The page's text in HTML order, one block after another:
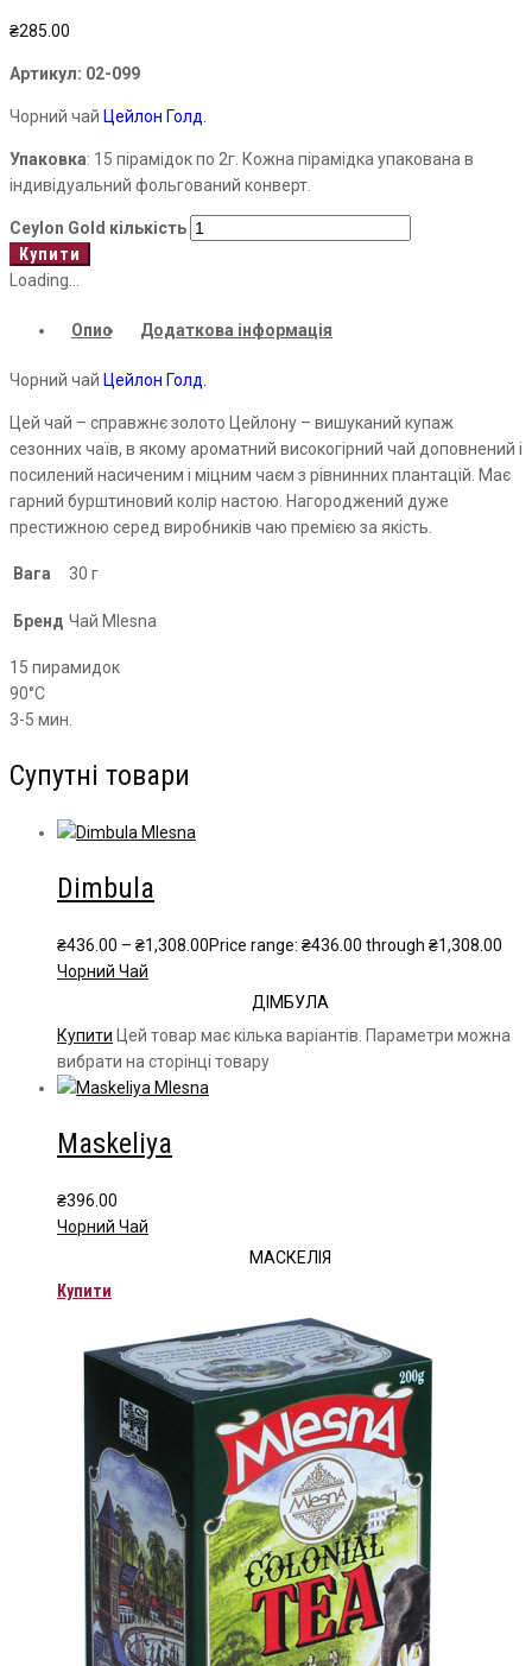
₴285.00
Артикул: 02-099
Чорний чай Цейлон Голд.
Упаковка: 15 пірамідок по 2г. Кожна пірамідка упакована в
індивідуальний фольгований конверт.
Ceylon Gold кількість
Купити
Loading...
Опис Додаткова інформація
Чорний чай Цейлон Голд.
Цей чай – справжнє золото Цейлону – вишуканий купаж
сезонних чаїв, в якому ароматний високогірний чай доповнений і
посилений насиченим і міцним чаєм з рівнинних плантацій. Має
гарний бурштиновий колір настою. Нагороджений дуже
престижною серед виробників чаю премією за якість.
Вага 30 г
Бренд Чай Mlesna
15 пирамидок
90°С
3-5 мин.
Супутні товари
Dimbula
₴436.00 – ₴1,308.00Price range: ₴436.00 through ₴1,308.00
Чорний Чай
ДІМБУЛА
Купити Цей товар має кілька варіантів. Параметри можна
вибрати на сторінці товару
Maskeliya
₴396.00
Чорний Чай
МАСКЕЛІЯ
Купити